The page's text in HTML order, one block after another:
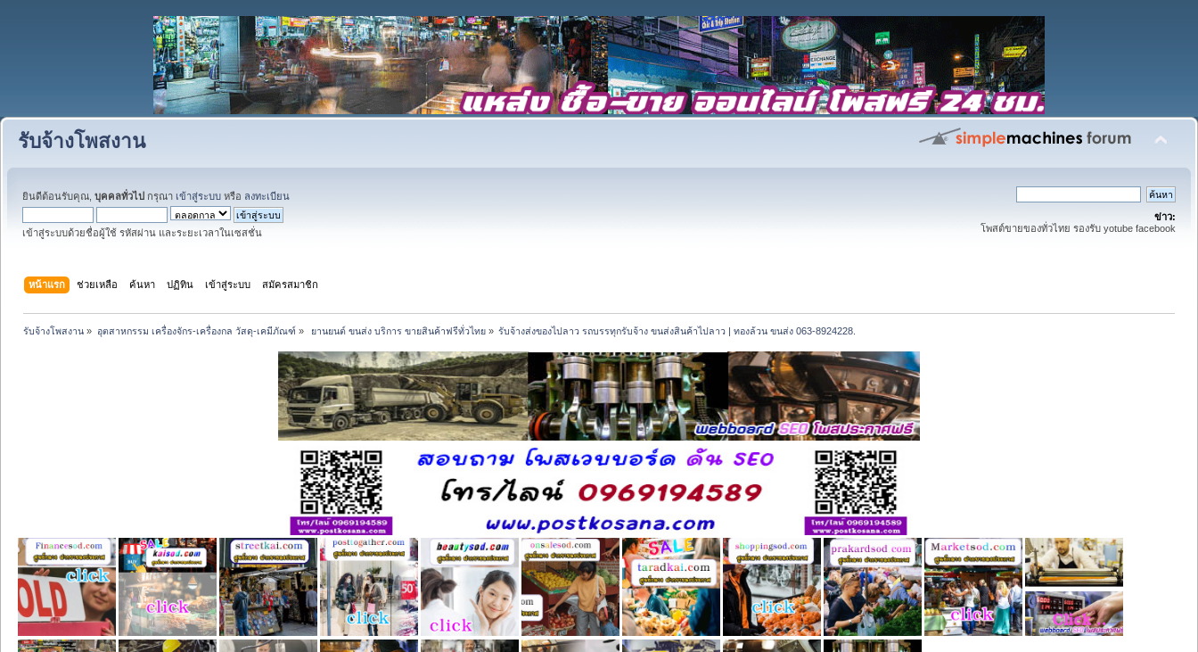
รับจ้างโพสงาน
ยินดีต้อนรับคุณ, บุคคลทั่วไป กรุณา เข้าสู่ระบบ หรือ ลงทะเบียน
เข้าสู่ระบบด้วยชื่อผู้ใช้ รหัสผ่าน และระยะเวลาในเซสชั่น
ข่าว:
โพสต์ขายของทั่วไทย รองรับ yotube facebook
หน้าแรก ช่วยเหลือ ค้นหา ปฏิทิน เข้าสู่ระบบ สมัครสมาชิก
รับจ้างโพสงาน » อุตสาหกรรม เครื่องจักร-เครื่องกล วัสดุ-เคมีภัณฑ์ » ยานยนต์ ขนส่ง บริการ ขายสินค้าฟรีทั่วไทย» รับจ้างส่งของไปลาว รถบรรทุกรับจ้าง ขนส่งสินค้าไปลาว | ทองล้วน ขนส่ง 063-8924228.